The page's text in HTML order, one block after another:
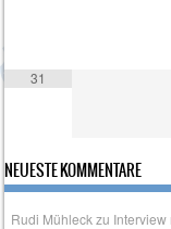
31
NEUESTE KOMMENTARE
Rudi Mühleck zu Interview